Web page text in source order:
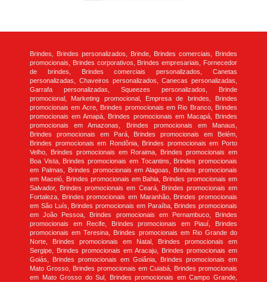
Brindes, Brindes personalizados, Brinde, Brindes comerciais, Brindes
promocionais, Brindes corporativos, Brindes empresariais, Fornecedor
de brindes, Brindes comerciais personalizados, Canetas
personalizadas, Chaveiros personalizados, Canecas personalizadas,
Garrafa personalizadas, Squeezes personalizados, Brinde
promocional, Marketing promocional, Empresa de brindes, Brindes
promocionais em Acre, Brindes promocionais em Rio Branco, Brindes
promocionais em Amapá, Brindes promocionais em Macapá, Brindes
promocionais em Amazonas, Brindes promocionais em Manaus,
Brindes promocionais em Pará, Brindes promocionais em Belém,
Brindes promocionais em Rondônia, Brindes promocionais em Porto
Velho, Brindes promocionais em Roraima, Brindes promocionais em
Boa Vista, Brindes promocionais em Tocantins, Brindes promocionais
em Palmas, Brindes promocionais em Alagoas, Brindes promocionais
em Maceió, Brindes promocionais em Bahia, Brindes promocionais em
Salvador, Brindes promocionais em Ceará, Brindes promocionais em
Fortaleza, Brindes promocionais em Maranhão, Brindes promocionais
em São Luís, Brindes promocionais em Paraíba, Brindes promocionais
em João Pessoa, Brindes promocionais em Pernambuco, Brindes
promocionais em Recife, Brindes promocionais em Piauí, Brindes
promocionais em Teresina, Brindes promocionais em Rio Grande do
Norte, Brindes promocionais em Natal, Brindes promocionais em
Sergipe, Brindes promocionais em Aracaju, Brindes promocionais em
Goiás, Brindes promocionais em Goiânia, Brindes promocionais em
Mato Grosso, Brindes promocionais em Cuiabá, Brindes promocionais
em Mato Grosso do Sul, Brindes promocionais em Campo Grande,